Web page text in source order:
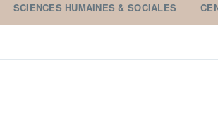
SCIENCES HUMAINES & SOCIALES